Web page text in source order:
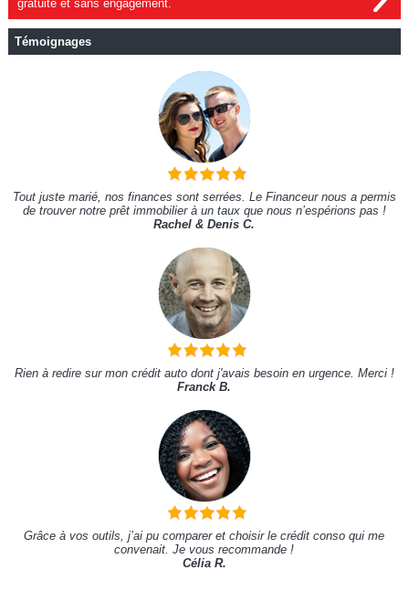
gratuite et sans engagement.
Témoignages
Tout juste marié, nos finances sont serrées. Le Financeur nous a permis
de trouver notre prêt immobilier à un taux que nous n’espérions pas !
Rachel & Denis C.
Rien à redire sur mon crédit auto dont j'avais besoin en urgence. Merci !
Franck B.
Grâce à vos outils, j’ai pu comparer et choisir le crédit conso qui me
convenait. Je vous recommande !
Célia R.